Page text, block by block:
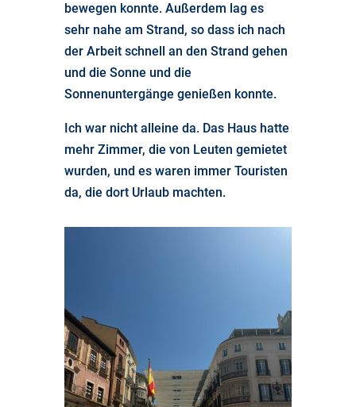
bewegen konnte. Außerdem lag es
sehr nahe am Strand, so dass ich nach
der Arbeit schnell an den Strand gehen
und die Sonne und die
Sonnenuntergänge genießen konnte.
Ich war nicht alleine da. Das Haus hatte
mehr Zimmer, die von Leuten gemietet
wurden, und es waren immer Touristen
da, die dort Urlaub machten.